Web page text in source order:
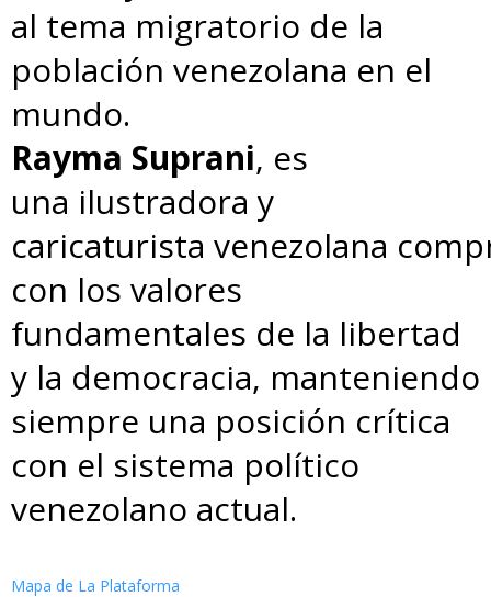
al tema migratorio de la
población venezolana en el
mundo.
Rayma Suprani, es
una ilustradora y
caricaturista venezolana
con los valores
fundamentales de la libertad
y la democracia, manteniendo
siempre una posición crítica
con el sistema político
venezolano actual.
Mapa de La Plataforma